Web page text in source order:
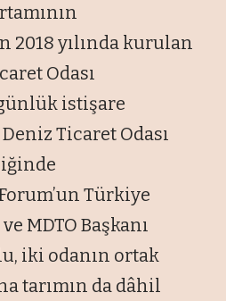
yılında kurulan
Odası
istişare
Ticaret Odası
Türkiye
MDTO Başkanı
iki odanın ortak
tarımın da dâhil